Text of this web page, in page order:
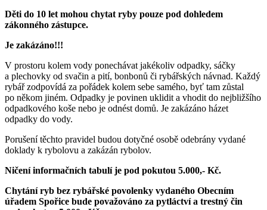
Děti do 10 let mohou chytat ryby pouze pod dohledem
zákonného zástupce.
Je zakázáno!!!
V prostoru kolem vody ponechávat jakékoliv odpadky, sáčky
a plechovky od svačin a pití, bonbonů či rybářských návnad. Každý
rybář zodpovídá za pořádek kolem sebe samého, byť tam zůstal
po někom jiném. Odpadky je povinen uklidit a vhodit do nejbližšího
odpadkového koše nebo je odnést domů. Je zakázáno házet
odpadky do vody.
Porušení těchto pravidel budou dotyčné osobě odebrány vydané
doklady k rybolovu a zakázán rybolov.
Ničení informačních tabulí je pod pokutou 5.000,- Kč.
Chytání ryb bez rybářské povolenky vydaného Obecním
úřadem Spořice bude považováno za pytláctví a trestný čin